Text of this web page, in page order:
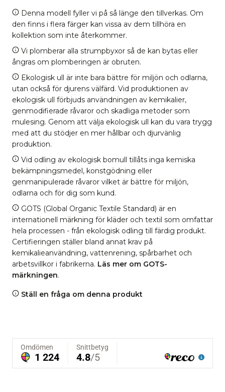
Denna modell fyller vi på så länge den tillverkas. Om
den finns i flera färger kan vissa av dem tillhöra en
kollektion som inte återkommer.
Vi plomberar alla strumpbyxor så de kan bytas eller
ångras om plomberingen är obruten.
Ekologisk ull är inte bara bättre för miljön och odlarna,
utan också för djurens välfärd. Vid produktionen av
ekologisk ull förbjuds användningen av kemikalier,
genmodifierade råvaror och skadliga metoder som
mulesing. Genom att välja ekologisk ull kan du vara trygg
med att du stödjer en mer hållbar och djurvänlig
produktion.
Vid odling av ekologisk bomull tillåts inga kemiska
bekämpningsmedel, konstgödning eller
genmanipulerade råvaror vilket är bättre för miljön,
odlarna och för dig som kund.
GOTS (Global Organic Textile Standard) är en
internationell märkning för kläder och textil som omfattar
hela processen - från ekologisk odling till färdig produkt.
Certifieringen ställer bland annat krav på
kemikalieanvändning, vattenrening, spårbarhet och
arbetsvillkor i fabrikerna. Läs mer om GOTS-
märkningen.
Ställ en fråga om denna produkt